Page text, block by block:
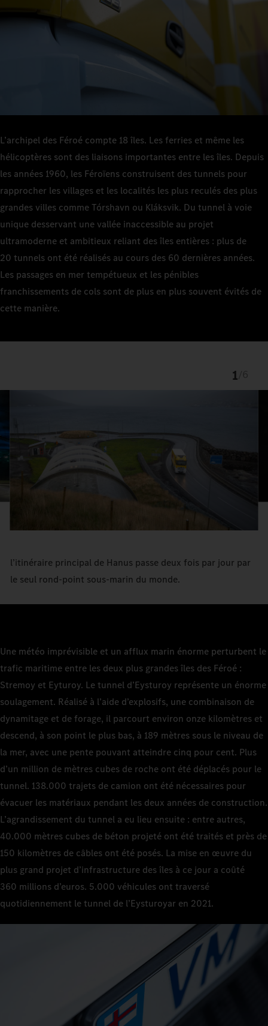
L’archipel des Féroé compte 18 îles. Les ferries et même les
hélicoptères sont des liaisons importantes entre les îles. Depuis
les années 1960, les Féroïens construisent des tunnels pour
rapprocher les villages et les localités les plus reculés des plus
grandes villes comme Tórshavn ou Kláksvik. Du tunnel à voie
unique desservant une vallée inaccessible au projet
ultramoderne et ambitieux reliant des îles entières : plus de
20 tunnels ont été réalisés au cours des 60 dernières années.
Les passages en mer tempétueux et les pénibles
franchissements de cols sont de plus en plus souvent évités de
cette manière.
1
l’itinéraire principal de Hanus passe deux fois par jour par
le seul rond-point sous-marin du monde.
Une météo imprévisible et un afflux marin énorme perturbent le
trafic maritime entre les deux plus grandes îles des Féroé :
Stremoy et Eyturoy. Le tunnel d’Eysturoy représente un énorme
soulagement. Réalisé à l’aide d’explosifs, une combinaison de
dynamitage et de forage, il parcourt environ onze kilomètres et
descend, à son point le plus bas, à 189 mètres sous le niveau de
la mer, avec une pente pouvant atteindre cinq pour cent. Plus
d’un million de mètres cubes de roche ont été déplacés pour le
tunnel. 138.000 trajets de camion ont été nécessaires pour
évacuer les matériaux pendant les deux années de construction.
L’agrandissement du tunnel a eu lieu ensuite : entre autres,
40.000 mètres cubes de béton projeté ont été traités et près de
150 kilomètres de câbles ont été posés. La mise en œuvre du
plus grand projet d’infrastructure des îles à ce jour a coûté
360 millions d’euros. 5.000 véhicules ont traversé
quotidiennement le tunnel de l’Eysturoyar en 2021.